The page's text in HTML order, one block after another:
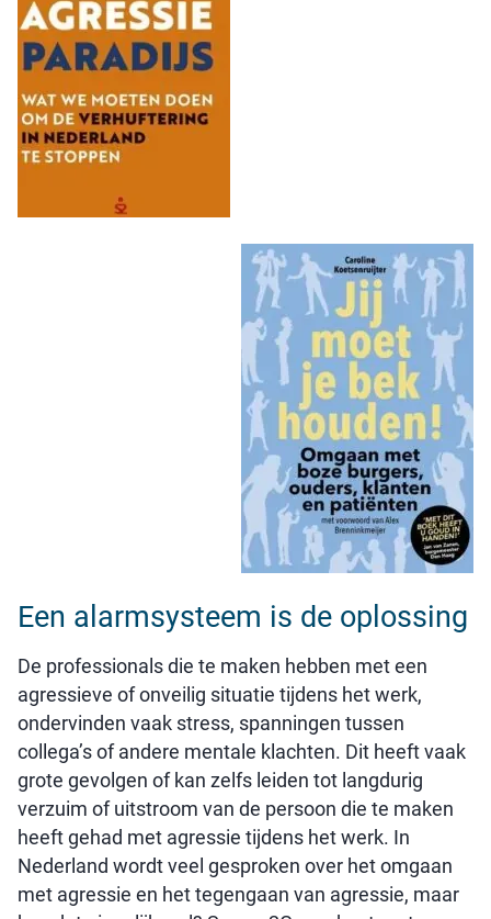
Een alarmsysteem is de oplossing
De professionals die te maken hebben met een
agressieve of onveilig situatie tijdens het werk,
ondervinden vaak stress, spanningen tussen
collega’s of andere mentale klachten. Dit heeft vaak
grote gevolgen of kan zelfs leiden tot langdurig
verzuim of uitstroom van de persoon die te maken
heeft gehad met agressie tijdens het werk. In
Nederland wordt veel gesproken over het omgaan
met agressie en het tegengaan van agressie, maar